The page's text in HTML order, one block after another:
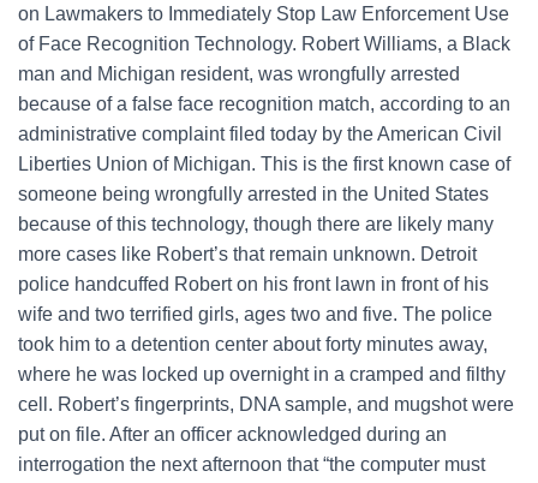
on Lawmakers to Immediately Stop Law Enforcement Use
of Face Recognition Technology. Robert Williams, a Black
man and Michigan resident, was wrongfully arrested
because of a false face recognition match, according to an
administrative complaint filed today by the American Civil
Liberties Union of Michigan. This is the first known case of
someone being wrongfully arrested in the United States
because of this technology, though there are likely many
more cases like Robert’s that remain unknown. Detroit
police handcuffed Robert on his front lawn in front of his
wife and two terrified girls, ages two and five. The police
took him to a detention center about forty minutes away,
where he was locked up overnight in a cramped and filthy
cell. Robert’s fingerprints, DNA sample, and mugshot were
put on file. After an officer acknowledged during an
interrogation the next afternoon that “the computer must